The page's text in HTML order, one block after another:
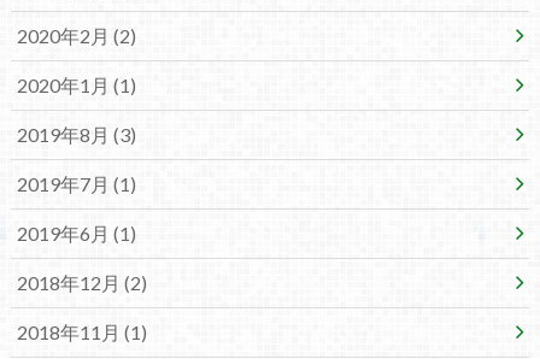
2020年2月 (2)
2020年1月 (1)
2019年8月 (3)
2019年7月 (1)
2019年6月 (1)
2018年12月 (2)
2018年11月 (1)